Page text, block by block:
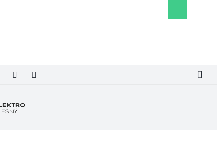
košík